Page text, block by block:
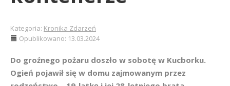
Kategoria: Kronika Zdarzeń
Opublikowano: 13.03.2024
Do groźnego pożaru doszło w sobotę w Kucborku.
Ogień pojawił się w domu zajmowanym przez